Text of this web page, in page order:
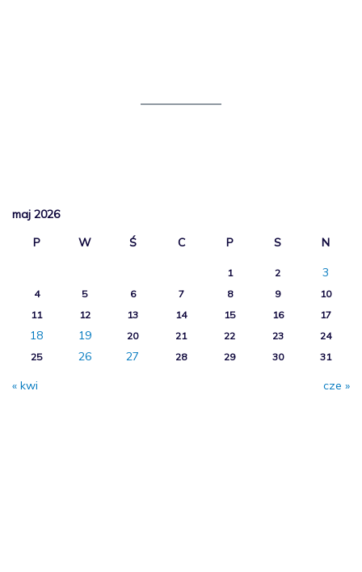
maj 2026
P
W Ś C P S N
1 2 3
4 5 6 7 8 9
10
11
12 13 14 15 16 17
18 19 20 21 22 23
24
25
26 27 28 29 30 31
« kwi cze »